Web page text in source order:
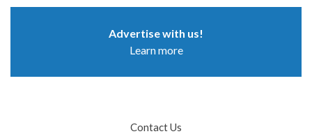
Advertise with us!
Learn more
Contact Us